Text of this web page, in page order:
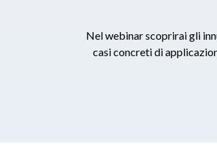
Nel webinar scoprirai gli
casi concreti di